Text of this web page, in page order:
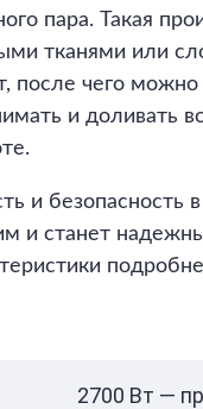
пара. Такая
тканями или
после чего можно
и доливать
и
и станет
2700 Вт —